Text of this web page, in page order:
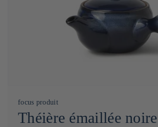
focus produit
Théière émaillée